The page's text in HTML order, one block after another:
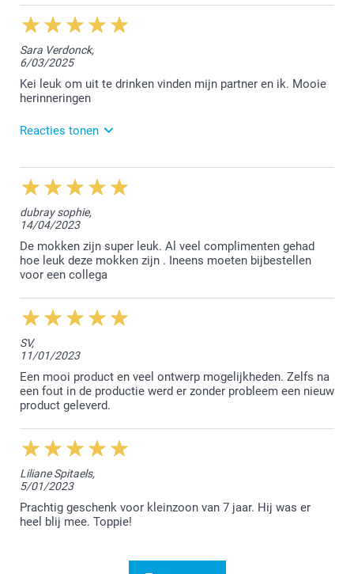
3/06/2025
13:56
Dag Ann,
Bedankt voor jouw positieve feedback op Trustpilot.
We vonden het fijn jouw mok te mogen afwerken.
Hartelijke groet!
Sara Verdonck,
6/03/2025
Kei leuk om uit te drinken vinden mijn partner en ik. Mooie
herinneringen
Reacties tonen
7/03/2025
11:38
Beste Sara,
We zijn erg blij dat je tevreden bent met de bestelde
producten en we kijken ernaar uit om jou in de
toekomst opnieuw te mogen verwelkomen.
Vriendelijke groet!
Nathalie @smartphoto
dubray sophie,
14/04/2023
De mokken zijn super leuk. Al veel complimenten gehad
hoe leuk deze mokken zijn . Ineens moeten bijbestellen
voor een collega
SV,
11/01/2023
Een mooi product en veel ontwerp mogelijkheden. Zelfs na
een fout in de productie werd er zonder probleem een nieuw
product geleverd.
Liliane Spitaels,
5/01/2023
Prachtig geschenk voor kleinzoon van 7 jaar. Hij was er
heel blij mee. Toppie!